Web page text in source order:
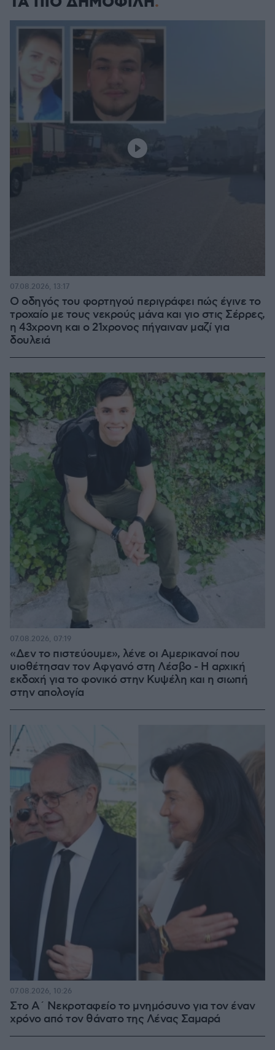
Ο οδηγός του φορτηγού περιγράφει πώς έγινε το
τροχαίο με τους νεκρούς μάνα και γιο στις Σέρρες,
η 43χρονη και ο 21χρονος πήγαιναν μαζί για
δουλειά
07.08.2026, 13:17
«Δεν το πιστεύουμε», λένε οι Αμερικανοί που
υιοθέτησαν τον Αφγανό στη Λέσβο - Η αρχική
εκδοχή για το φονικό στην Κυψέλη και η σιωπή
στην απολογία
07.08.2026, 07:19
Στο Α΄ Νεκροταφείο το μνημόσυνο για τον έναν
χρόνο από τον θάνατο της Λένας Σαμαρά
07.08.2026, 10:26